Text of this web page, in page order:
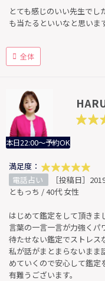
とても感じのいい先生で
も当たるといいなと思います
全体
本日22:00～予約OK
満足度：
電話占い
［投稿日］
ともっち / 40代 女性
はじめて鑑定をして頂きま
言葉の一言一言が力強くパ
待たせない鑑定でストレス
私が話がまとまらないまま
めていくので安心して鑑定
有難うございます。